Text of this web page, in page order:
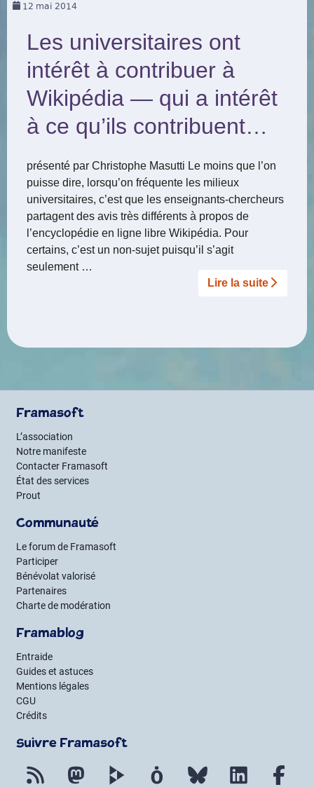
12 mai 2014
Les universitaires ont
intérêt à contribuer à
Wikipédia — qui a intérêt
à ce qu’ils contribuent…
présenté par Christophe Masutti Le moins que l’on
puisse dire, lorsqu’on fréquente les milieux
universitaires, c’est que les enseignants-chercheurs
partagent des avis très différents à propos de
l’encyclopédie en ligne libre Wikipédia. Pour
certains, c’est un non-sujet puisqu’il s’agit
seulement …
Lire la suite­­
Framasoft
L’association
Notre manifeste
Contacter Framasoft
État des services
Prout
Communauté
Le forum de Framasoft
Participer
Bénévolat valorisé
Partenaires
Charte de modération
Framablog
Entraide
Guides et astuces
Mentions légales
CGU
Crédits
Suivre Framasoft
Flux RSS Mastodon PeerTube Mobilizon Bluesky LinkedIn